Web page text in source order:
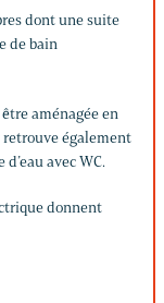
dont une suite
de bain
aménagée en
retrouve également
avec WC.
donnent